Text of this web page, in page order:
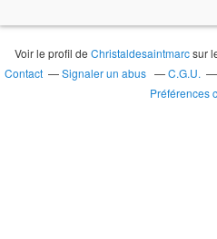
Voir le profil deChristaldesaintmarcsur
Contact
Signaler un abus C.G.U.
Préférences